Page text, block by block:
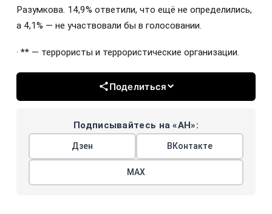
Разумкова. 14,9% ответили, что ещё не определились,
а 4,1% — не участвовали бы в голосовании.
· ** — террористы и террористические организации.
Поделиться
Подписывайтесь на «АН»:
Дзен ВКонтакте
МАХ